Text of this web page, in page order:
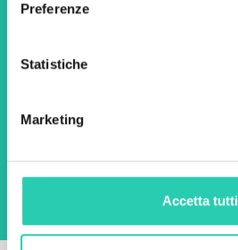
Preferenze
Statistiche
Marketing
Accetta tutti
Nome *
Email *
Utilizzando questo modulo accetto